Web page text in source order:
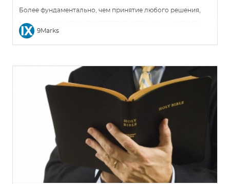
Более фундаментально, чем принятие любого решения,
конгрегационализм проявляется, когда член церкви по
собственной инициативе начинает читать Библию с
новообращенным. Когда член церкви, печалясь о влиянии
Когда член церкви просит общину молиться за своих
неверующих коллег. Каждый лидер церкви, вне
зависимости от убеждений касательно церковного
устройства, ценит подобные вещи. Но только
конгрегационализм признает, что такие виды
деятельности являются сущностью того, что делает группу
христиан церковью.
9Marks